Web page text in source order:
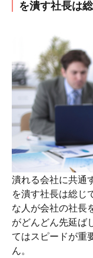
を潰す社長は
潰れる会社に共通
を潰す社長は総じ
な人が会社の社長
がどんどん先延ば
てはスピードが重
ん。